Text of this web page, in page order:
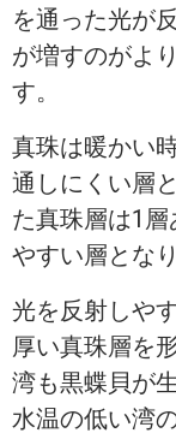
を通った光が
が増すのがよ
す。
真珠は暖かい
通しにくい層
た真珠層は1
やすい層となり
光を反射しや
厚い真珠層を
湾も黒蝶貝が
水温の低い湾